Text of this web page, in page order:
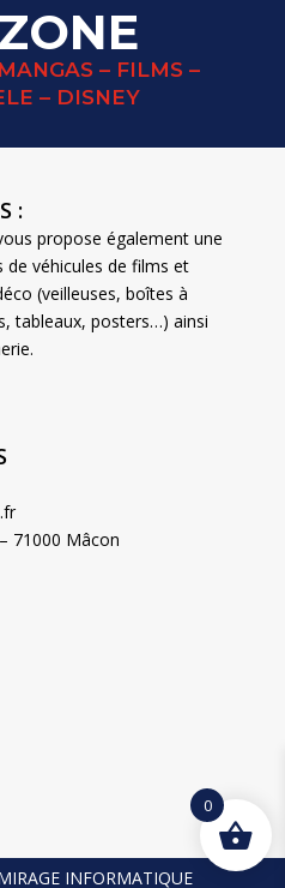
– FILMS –
– DISNEY
:
propose également une
de véhicules de films et
(veilleuses, boîtes à
tableaux, posters…) ainsi
71000 Mâcon
INFORMATIQUE
0